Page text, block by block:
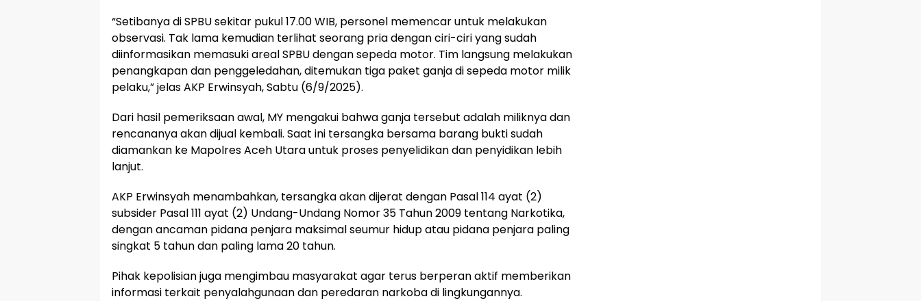
“Setibanya di SPBU sekitar pukul 17.00 WIB, personel memencar untuk melakukan
observasi. Tak lama kemudian terlihat seorang pria dengan ciri-ciri yang sudah
diinformasikan memasuki areal SPBU dengan sepeda motor. Tim langsung melakukan
penangkapan dan penggeledahan, ditemukan tiga paket ganja di sepeda motor milik
pelaku,” jelas AKP Erwinsyah, Sabtu (6/9/2025).
Dari hasil pemeriksaan awal, MY mengakui bahwa ganja tersebut adalah miliknya dan
rencananya akan dijual kembali. Saat ini tersangka bersama barang bukti sudah
diamankan ke Mapolres Aceh Utara untuk proses penyelidikan dan penyidikan lebih
lanjut.
AKP Erwinsyah menambahkan, tersangka akan dijerat dengan Pasal 114 ayat (2)
subsider Pasal 111 ayat (2) Undang-Undang Nomor 35 Tahun 2009 tentang Narkotika,
dengan ancaman pidana penjara maksimal seumur hidup atau pidana penjara paling
singkat 5 tahun dan paling lama 20 tahun.
Pihak kepolisian juga mengimbau masyarakat agar terus berperan aktif memberikan
informasi terkait penyalahgunaan dan peredaran narkoba di lingkungannya.